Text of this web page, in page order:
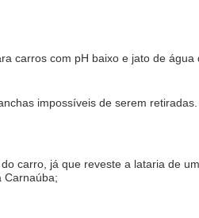
carros com pH baixo e jato de água
impossíveis de serem
carro, já que reveste a lataria de
Carnaúba;